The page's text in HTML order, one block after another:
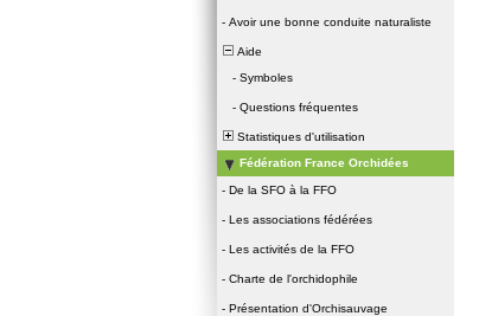
- Avoir une bonne conduite naturaliste
Aide
- Symboles
- Questions fréquentes
Statistiques d'utilisation
Fédération France Orchidées
- De la SFO à la FFO
- Les associations fédérées
- Les activités de la FFO
- Charte de l'orchidophile
- Présentation d'Orchisauvage